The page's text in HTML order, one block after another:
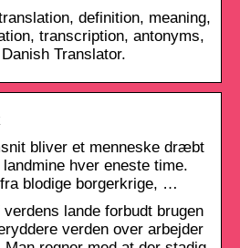
definition, meaning,
transcription, antonyms,
Translator.
bliver et menneske dræbt
hver eneste time.
blodige borgerkrige, …
lande forbudt brugen
verden over arbejder